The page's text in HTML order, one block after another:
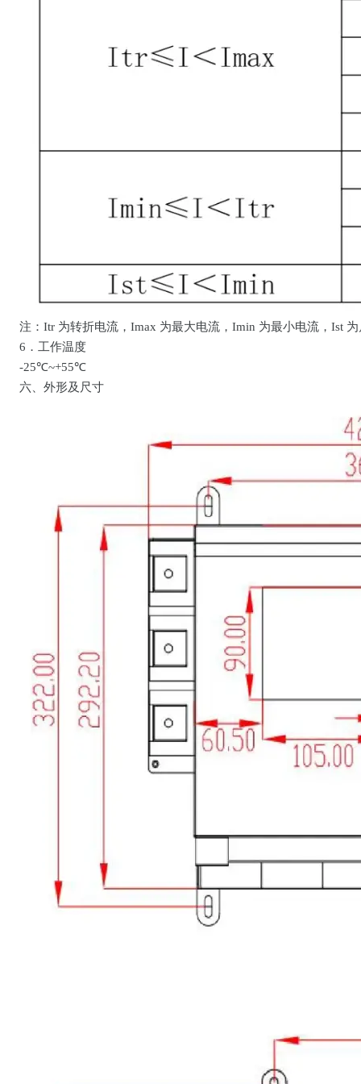
注：Itr 为转折电流，Imax 为最大电流，Imin 为最小电流，Ist
6．工作温度
-25℃~+55℃
六、外形及尺寸